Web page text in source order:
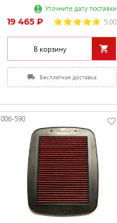
Уточните дату поставки
19 465 ₽ 5.00
В корзину
Бесплатная доставка
006-590